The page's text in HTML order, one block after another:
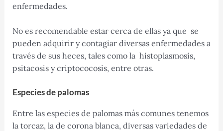
enfermedades.
No es recomendable estar cerca de ellas ya que se
pueden adquirir y contagiar diversas enfermedades a
través de sus heces, tales como la histoplasmosis,
psitacosis y criptococosis, entre otras.
Especies de palomas
Entre las especies de palomas más comunes tenemos
la torcaz, la de corona blanca, diversas variedades de